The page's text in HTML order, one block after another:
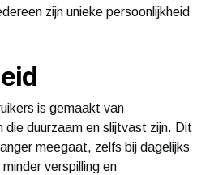
zijn unieke persoonlijkheid
is gemaakt van
die duurzaam en slijtvast zijn. Dit
meegaat, zelfs bij dagelijks
verspilling en